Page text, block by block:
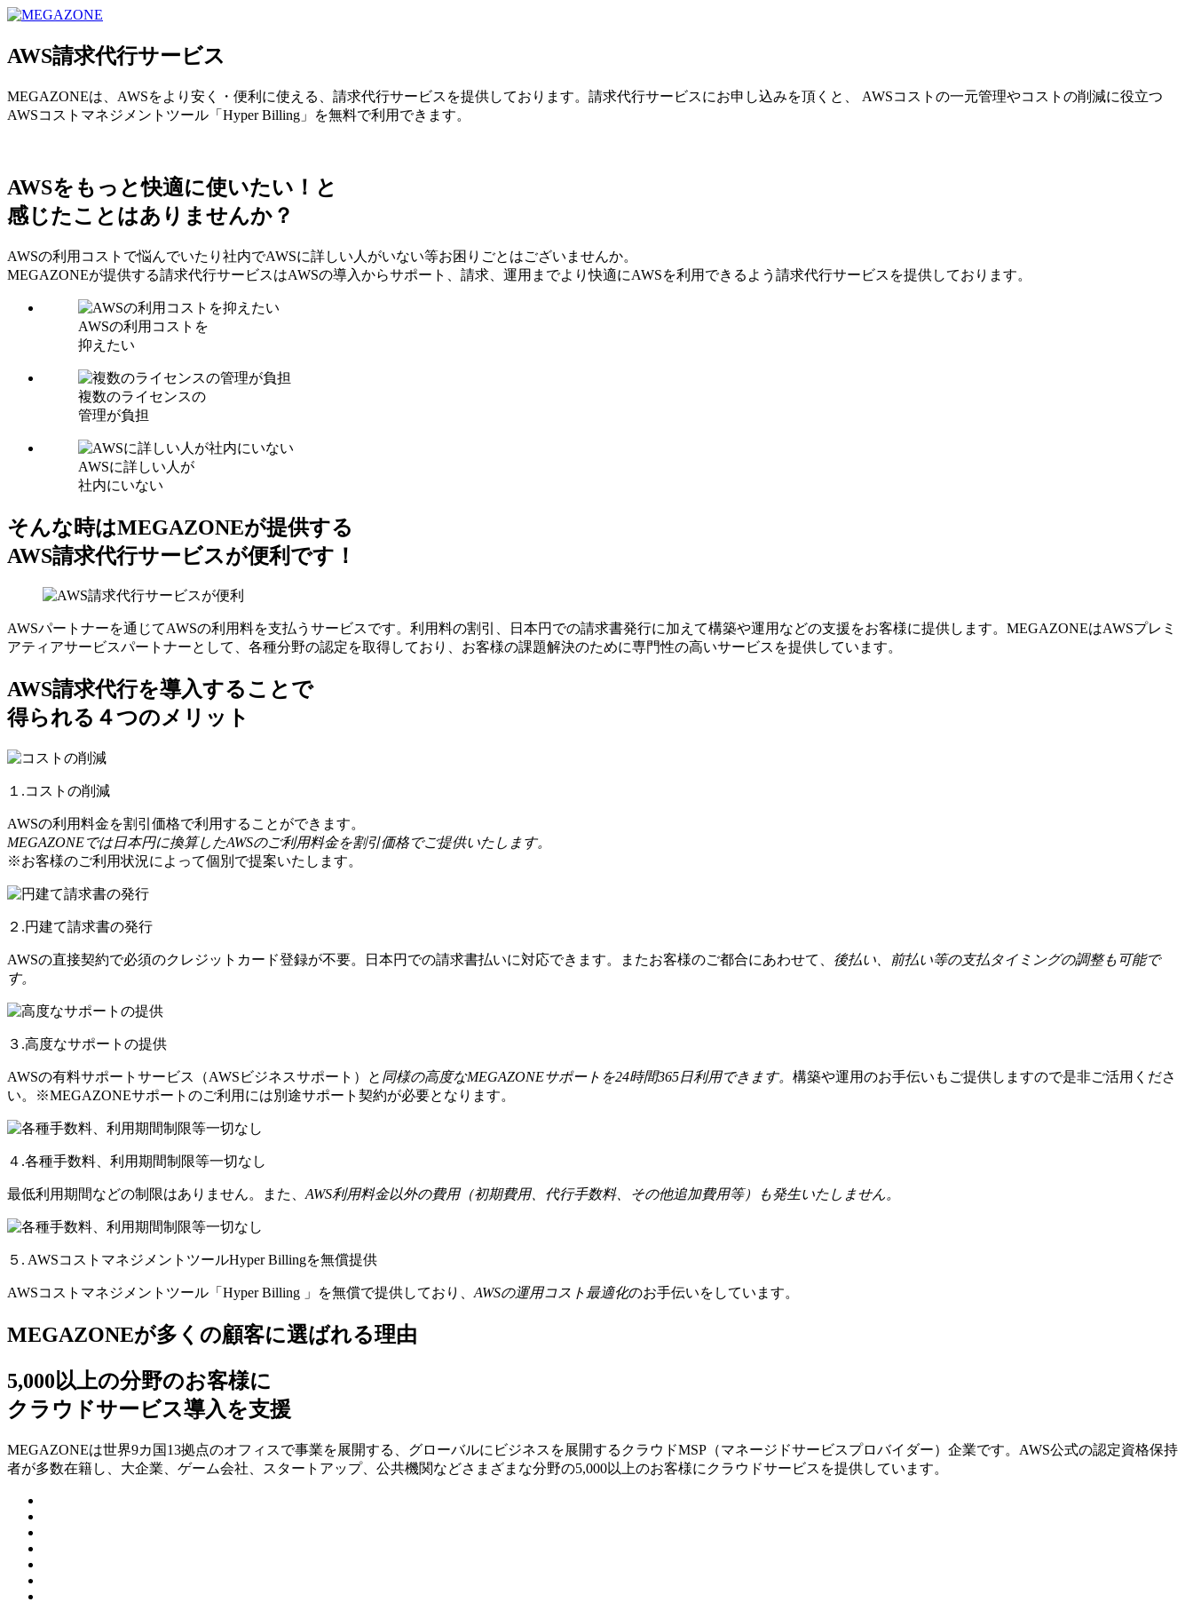
AWS請求代行サービス
MEGAZONEは、AWSをより安く・便利に使える、請求代行サービスを提供しております。請求代行サービスにお申し込みを頂くと、 AWSコストの一元管理やコストの削減に役立つ
AWSコストマネジメントツール「Hyper Billing」を無料で利用できます。
AWSをもっと快適に使いたい！と
感じたことはありませんか？
AWSの利用コストで悩んでいたり社内でAWSに詳しい人がいない等お困りごとはございませんか。
MEGAZONEが提供する請求代行サービスはAWSの導入からサポート、請求、運用までより快適にAWSを利用できるよう請求代行サービスを提供しております。
AWSの利用コストを
抑えたい
複数のライセンスの
管理が負担
AWSに詳しい人が
社内にいない
そんな時はMEGAZONEが提供する
AWS請求代行サービスが便利です！
AWSパートナーを通じてAWSの利用料を支払うサービスです。利用料の割引、日本円での請求書発行に加えて構築や運用などの支援をお客様に提供します。MEGAZONEはAWSプレミ
アティアサービスパートナーとして、各種分野の認定を取得しており、お客様の課題解決のために専門性の高いサービスを提供しています。
AWS請求代行を導入することで
得られる４つのメリット
１.コストの削減
AWSの利用料金を割引価格で利用することができます。
MEGAZONEでは日本円に換算したAWSのご利用料金を割引価格でご提供いたします。
※お客様のご利用状況によって個別で提案いたします。
２.円建て請求書の発行
AWSの直接契約で必須のクレジットカード登録が不要。日本円での請求書払いに対応できます。またお客様のご都合にあわせて、 後払い、前払い等の支払タイミングの調整も可能で
す。
３.高度なサポートの提供
AWSの有料サポートサービス（AWSビジネスサポート）と 同様の高度なMEGAZONEサポートを24時間365日利用できます。 構築や運用のお手伝いもご提供しますので是非ご活用くださ
い。※MEGAZONEサポートのご利用には別途サポート契約が必要となります。
４.各種手数料、利用期間制限等一切なし
最低利用期間などの制限はありません。また、 AWS利用料金以外の費用（初期費用、代行手数料、その他追加費用等）も発生いたしません。
５. AWSコストマネジメントツールHyper Billingを無償提供
AWSコストマネジメントツール「Hyper Billing 」を無償で提供しており、 AWSの運⽤コスト最適化のお⼿伝いをしています。
MEGAZONEが多くの顧客に選ばれる理由
5,000以上の分野のお客様に
クラウドサービス導入を支援
MEGAZONEは世界9カ国13拠点のオフィスで事業を展開する、グローバルにビジネスを展開するクラウドMSP（マネージドサービスプロバイダー）企業です。AWS公式の認定資格保持
者が多数在籍し、⼤企業、ゲーム会社、スタートアップ、公共機関などさまざまな分野の5,000以上のお客様にクラウドサービスを提供しています。